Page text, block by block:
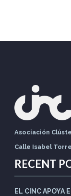
Asociación
Calle Isabel
RECENT
EL CINC APOYA